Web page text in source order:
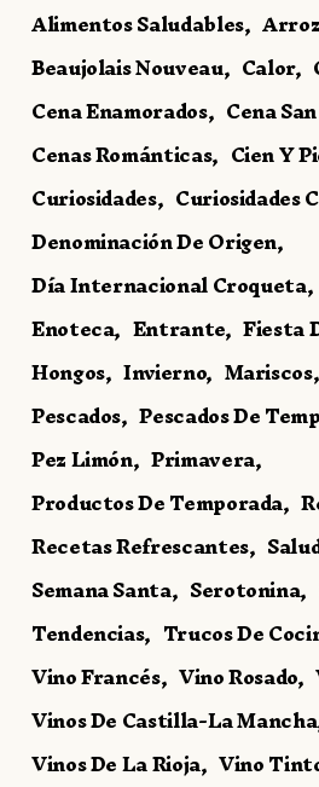
Alimentos Saludables Arroz
Beaujolais Nouveau Calor
Cena Enamorados Cena
Cenas Románticas Cien Y
Curiosidades Curiosidades
Denominación De Origen
Día Internacional Croqueta
Enoteca Entrante Fiesta
Hongos Invierno Mariscos
Pescados Pescados De
Pez Limón Primavera
Productos De Temporada
Recetas Refrescantes
Semana Santa Serotonina
Tendencias Trucos De
Vino Francés Vino Rosado
Vinos De Castilla-La Mancha
Vinos De La Rioja Vino